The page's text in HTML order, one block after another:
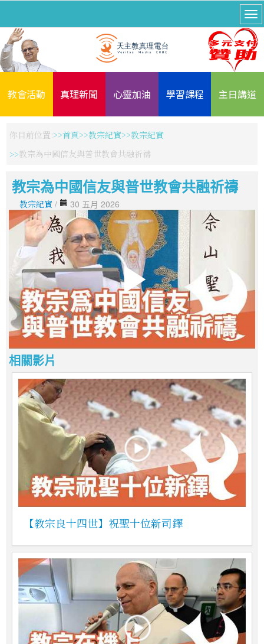
教會活動 真理新聞 心靈加油 學習課程 主日講道
你目前位置: 首頁 教宗紀實
教宗紀實
教宗為中國信友與普世教會共融祈禱
教宗為中國信友與普世教會共融祈禱
教宗紀實 / 30 五月 2026
相關影片
【教宗良十四世】祝聖十位新司鐸